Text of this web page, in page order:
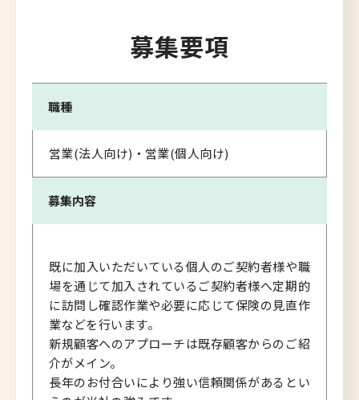
募集要項
職種
営業(法人向け)・営業(個人向け)
募集内容
既に加入いただいている個人のご契約者様や職
場を通じて加入されているご契約者様へ定期的
に訪問し確認作業や必要に応じて保険の見直作
業などを行います。
新規顧客へのアプローチは既存顧客からのご紹
介がメイン。
長年のお付合いにより強い信頼関係があるとい